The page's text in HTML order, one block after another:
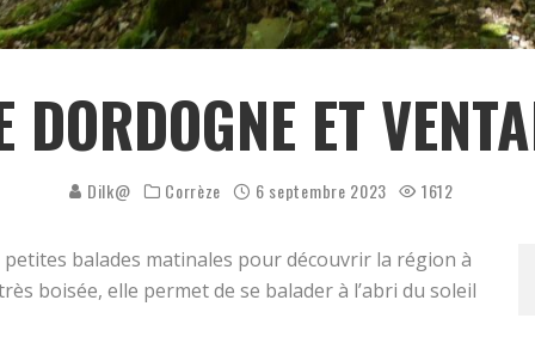
DORDOGNE ET
Dilk@ Corrèze 6 septembre 2023 1612
balades matinales pour découvrir la région à
boisée, elle permet de se balader à l’abri du soleil